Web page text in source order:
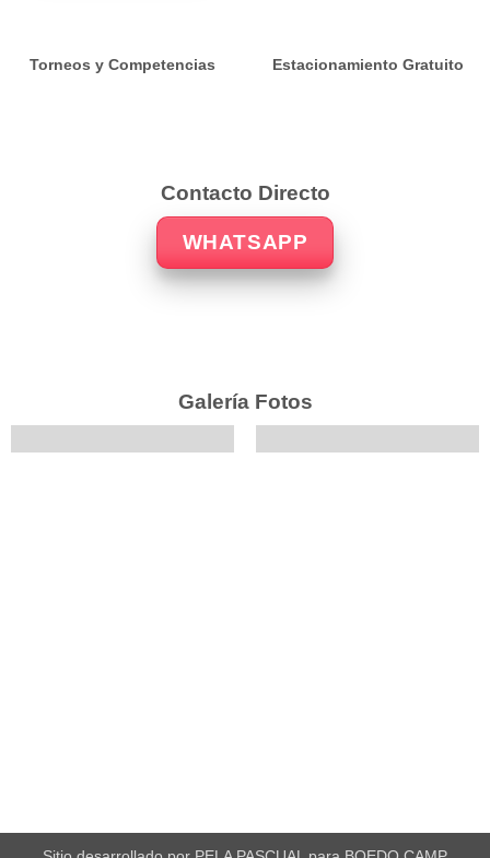
Torneos y Competencias Estacionamiento Gratuito
Contacto Directo
WHATSAPP
Galería Fotos